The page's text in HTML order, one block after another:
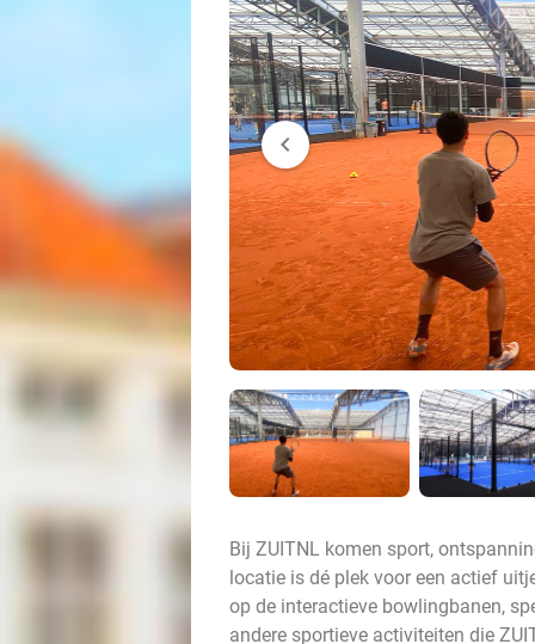
chevron_left
Bij ZUITNL komen sport,
locatie is dé plek voor een actief
op de interactieve bowlingbanen,
andere sportieve activiteiten die